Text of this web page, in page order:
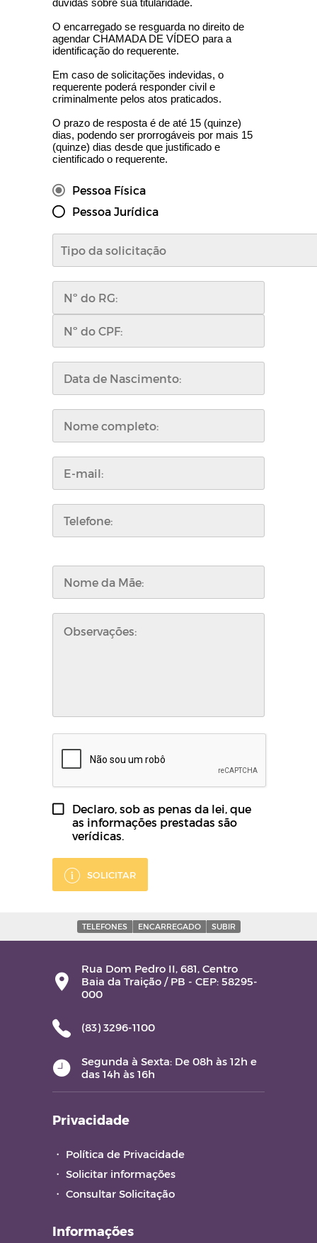
dúvidas sobre sua titularidade.
O encarregado se resguarda no direito de
agendar CHAMADA DE VÍDEO para a
identificação do requerente.
Em caso de solicitações indevidas, o
requerente poderá responder civil e
criminalmente pelos atos praticados.
O prazo de resposta é de até 15 (quinze)
dias, podendo ser prorrogáveis por mais 15
(quinze) dias desde que justificado e
cientificado o requerente.
Pessoa Física
Pessoa Jurídica
Declaro, sob as penas da lei, que
as informações prestadas são
verídicas.
SOLICITAR
TELEFONES ENCARREGADO SUBIR
Rua Dom Pedro II, 681, Centro
Baia da Traição / PB - CEP: 58295-
000
(83) 3296-1100
Segunda à Sexta: De 08h às 12h e
das 14h às 16h
Privacidade
・ Política de Privacidade
・ Solicitar informações
・ Consultar Solicitação
Informações